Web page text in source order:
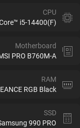
CPU
i5-14400(F)
Motherboard
PRO B760M-A
RAM
RGB Black
SSD
990 PRO